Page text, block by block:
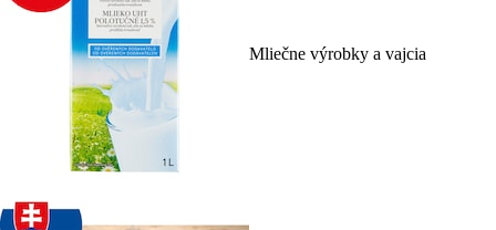
Mliečne výrobky a vajcia